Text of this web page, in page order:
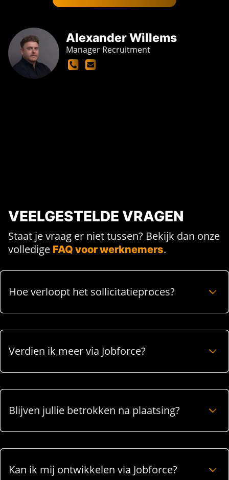
Alexander Willems
Manager Recruitment
VEELGESTELDE VRAGEN
Staat je vraag er niet tussen? Bekijk dan onze
volledige FAQ voor werknemers.
Hoe verloopt het sollicitatieproces?
Verdien ik meer via Jobforce?
Blijven jullie betrokken na plaatsing?
Kan ik mij ontwikkelen via Jobforce?